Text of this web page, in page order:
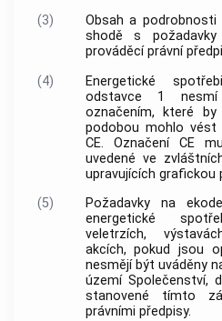
(3)
Obsah a podrobnosti
shodě s
prováděcí právní
(4)
Energetické
odstavce 1
označením, které
podobou mohlo
CE. Označení CE
uvedené ve
upravujících grafickou
(5)
Požadavky na
energetické
veletrzích,
akcích, pokud jsou
nesmějí být uváděny
území Společenství,
stanovené tímto
právními předpisy.